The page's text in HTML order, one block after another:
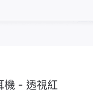
機 - 透視紅